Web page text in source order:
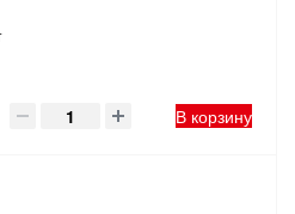
В корзину